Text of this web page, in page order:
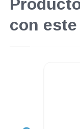
con